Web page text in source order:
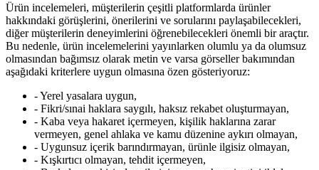
Ürün incelemeleri, müşterilerin çeşitli platformlarda ürünler
hakkındaki görüşlerini, önerilerini ve sorularını paylaşabilecekleri,
diğer müşterilerin deneyimlerini öğrenebilecekleri önemli bir araçtır.
Bu nedenle, ürün incelemelerini yayınlarken olumlu ya da olumsuz
olmasından bağımsız olarak metin ve varsa görseller bakımından
aşağıdaki kriterlere uygun olmasına özen gösteriyoruz:
- Yerel yasalara uygun,
- Fikri/sınai haklara saygılı, haksız rekabet oluşturmayan,
- Kaba veya hakaret içermeyen, kişilik haklarına zarar
vermeyen, genel ahlaka ve kamu düzenine aykırı olmayan,
- Uygunsuz içerik barındırmayan, ürünle ilgisiz olmayan,
- Kışkırtıcı olmayan, tehdit içermeyen,